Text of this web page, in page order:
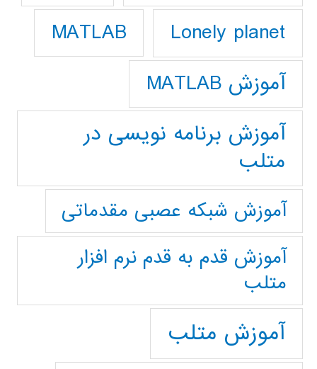
Lonely planet
MATLAB
آموزش MATLAB
آموزش برنامه نویسی در
متلب
آموزش شبکه عصبی مقدماتی
آموزش قدم به قدم نرم افزار
متلب
آموزش متلب